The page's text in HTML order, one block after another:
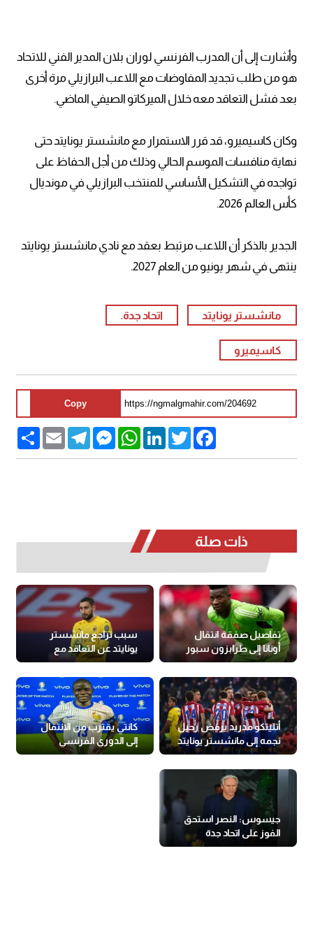
وأشارت إلى أن المدرب الفرنسي لوران بلان المدير الفني للاتحاد
هو من طلب تجديد المفاوضات مع اللاعب البرازيلي مرة أخرى
بعد فشل التعاقد معه خلال الميركاتو الصيفي الماضي.
وكان كاسيميرو، قد قرر الاستمرار مع مانشستر يونايتد حتى
نهاية منافسات الموسم الحالي وذلك من أجل الحفاظ على
تواجده في التشكيل الأساسي للمنتخب البرازيلي في مونديال
كأس العالم 2026.
الجدير بالذكر أن اللاعب مرتبط بعقد مع نادي مانشستر يونايتد
ينتهى في شهر يونيو من العام 2027.
مانشستر يونايتد اتحاد جدة.
كاسيميرو
Copy
Share Email
TelegramMessengerWhatsAppLinkedInTwitter
Facebook
ذات صلة
تفاصيل صفقة انتقال
أونانا إلى طرابزون سبور
التركي
سبب تراجع مانشستر
يونايتد عن التعاقد مع
دوناروما
أتليتكو مدريد يرفض رحيل
نجمه إلى مانشستر يونايتد
كانتي يقترب من الانتقال
إلى الدوري الفرنسي
جيسوس: النصر استحق
الفوز على اتحاد جدة